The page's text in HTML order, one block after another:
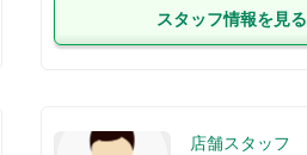
スタッフ情報を見る
店舗スタッフ